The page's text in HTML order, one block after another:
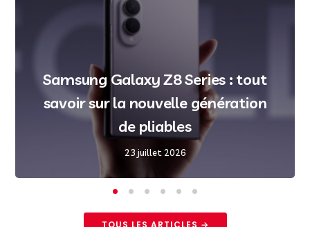
Samsung Galaxy Z8 Series : tout
savoir sur la nouvelle génération
de pliables
23 juillet 2026